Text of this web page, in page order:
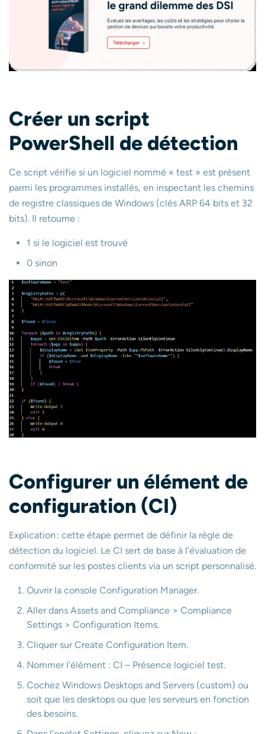
Créer un script
PowerShell de détection
Ce script vérifie si un logiciel nommé « test » est présent
parmi les programmes installés, en inspectant les chemins
de registre classiques de Windows (clés ARP 64 bits et 32
bits). Il retourne :
1 si le logiciel est trouvé
0 sinon
Configurer un élément de
configuration (CI)
Explication : cette étape permet de définir la règle de
détection du logiciel. Le CI sert de base à l’évaluation de
conformité sur les postes clients via un script personnalisé.
Ouvrir la console Configuration Manager.
Aller dans Assets and Compliance > Compliance
Settings > Configuration Items.
Cliquer sur Create Configuration Item.
Nommer l’élément : CI – Présence logiciel test.
Cochez Windows Desktops and Servers (custom) ou
soit que les desktops ou que les serveurs en fonction
des besoins.